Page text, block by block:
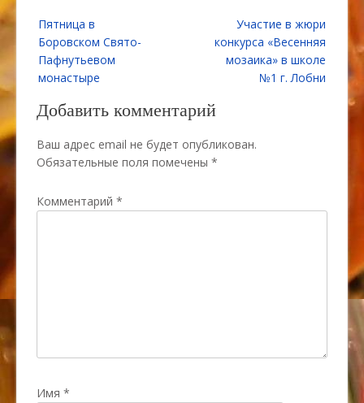
по
записям
Пятница в
Боровском Свято-
Пафнутьевом
монастыре
Участие в жюри
конкурса «Весенняя
мозаика» в школе
№1 г. Лобни
Добавить комментарий
Ваш адрес email не будет опубликован.
Обязательные поля помечены *
Комментарий *
Имя *